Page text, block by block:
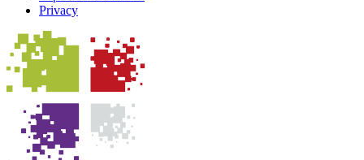
Privacy